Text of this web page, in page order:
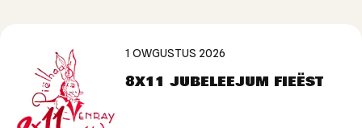
1 OWGUSTUS 2026
8X11 JUBELEEJUM FIEËST